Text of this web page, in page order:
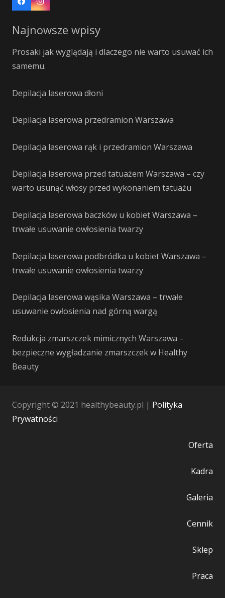
Najnowsze wpisy
Prosaki jak wyglądają i dlaczego nie warto usuwać ich
samemu.
Depilacja laserowa dłoni
Depilacja laserowa przedramion Warszawa
Depilacja laserowa rąk i przedramion Warszawa
Depilacja laserowa przed tatuażem Warszawa – czy
warto usunąć włosy przed wykonaniem tatuażu
Depilacja laserowa baczków u kobiet Warszawa –
trwałe usuwanie owłosienia twarzy
Depilacja laserowa podbródka u kobiet Warszawa –
trwałe usuwanie owłosienia twarzy
Depilacja laserowa wąsika Warszawa – trwałe
usuwanie owłosienia nad górną wargą
Redukcja zmarszczek mimicznych Warszawa –
bezpieczne wygładzanie zmarszczek w Healthy
Beauty
Copyright © 2021 healthybeauty.pl | Polityka
Prywatności
Oferta
Kadra
Galeria
Cennik
Sklep
Praca